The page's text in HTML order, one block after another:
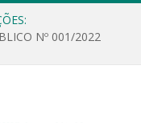
Nº 001/2022